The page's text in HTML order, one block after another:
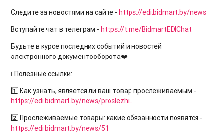
Следите за новостями на сайте -https://edi.bidmart.by/news
Вступайте чат в телеграм -https://t.me/BidmartEDIChat
Будьте в курсе последних событий и новостей
электронного документооборота❤️
ℹ️ Полезные ссылки:
1️⃣ Как узнать, является ли ваш товар прослеживаемым -
https://edi.bidmart.by/news/proslezhi...
2️⃣ Прослеживаемые товары: какие обязанности появятся -
https://edi.bidmart.by/news/51